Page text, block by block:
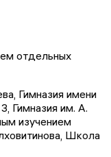
отдельных
Гимназия имени
Гимназия им. А.
изучением
Школа